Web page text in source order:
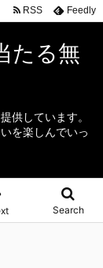
たる無
供しています。
を楽しんでいっ
Search
RSS Feedly